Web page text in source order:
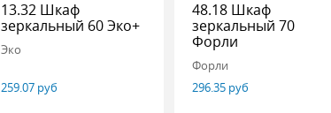
13.32 Шкаф
зеркальный 60 Эко+
Эко
259.07 руб
48.18 Шкаф
зеркальный 70
Форли
Форли
296.35 руб